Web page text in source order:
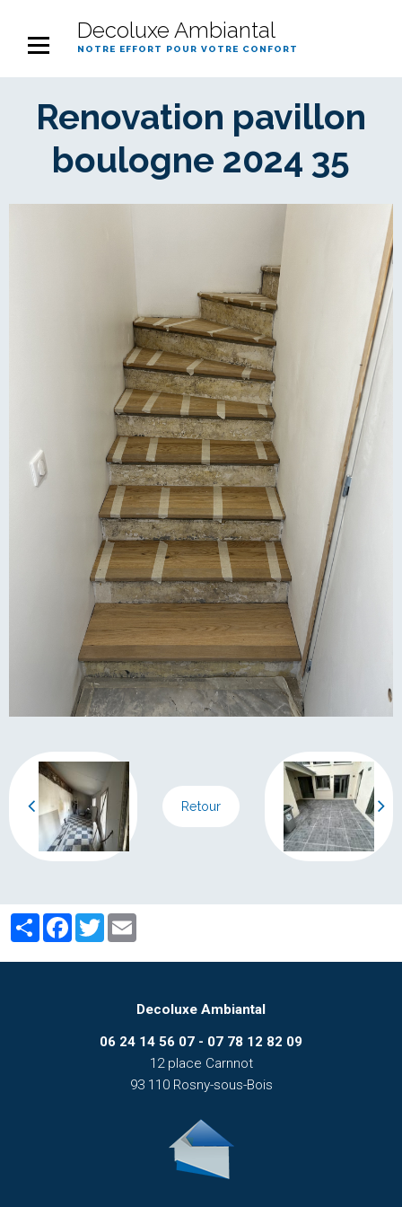
Decoluxe Ambiantal
notre effort pour votre confort
Renovation pavillon
boulogne 2024 35
Retour
PartagerFacebook
Twitter
Decoluxe Ambiantal
06 24 14 56 07 - 07 78 12 82 09
12 place Carnnot
93 110 Rosny-sous-Bois